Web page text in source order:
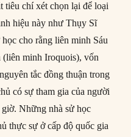
tiêu chí xét chọn lại để loại
hiệu này như Thụy Sĩ
cho rằng liên minh Sáu
minh Iroquois), vốn
tắc đồng thuận trong
có sự tham gia của người
Những nhà sử học
thực sự ở cấp độ quốc gia